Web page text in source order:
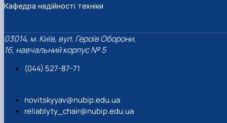
Кафедра надійності техніки
03014, м. Київ, вул. Героїв Оборони,
16, навчальний корпус № 5
(044) 527-87-71
novitskyyav@nubip.edu.ua
reliablyty_chair@nubip.edu.ua